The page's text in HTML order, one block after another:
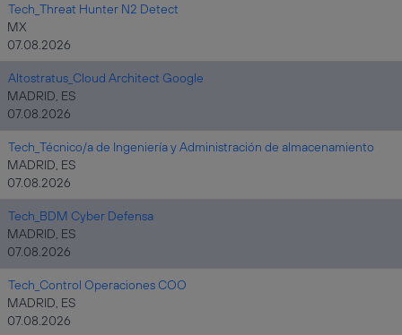
Tech_Threat Hunter N2 Detect
MX
07.08.2026
Altostratus_Cloud Architect Google
MADRID, ES
07.08.2026
Tech_Técnico/a de Ingeniería y Administración de almacenamiento
MADRID, ES
07.08.2026
Tech_BDM Cyber Defensa
MADRID, ES
07.08.2026
Tech_Control Operaciones COO
MADRID, ES
07.08.2026